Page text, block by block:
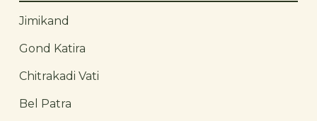
Jimikand
Gond Katira
Chitrakadi Vati
Bel Patra